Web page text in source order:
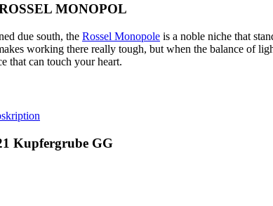
MONOPOL
due south, the Rossel Monopole is a noble niche that
working there really tough, but when the balance of
that can touch your heart.
Kupfergrube GG